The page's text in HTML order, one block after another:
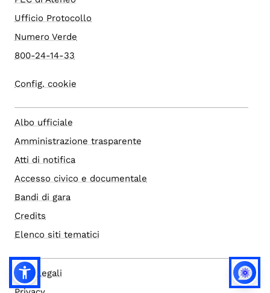
Ufficio Protocollo
Numero Verde
800-24-14-33
Config. cookie
Albo ufficiale
Amministrazione trasparente
Atti di notifica
Accesso civico e documentale
Bandi di gara
Credits
Elenco siti tematici
Note legali